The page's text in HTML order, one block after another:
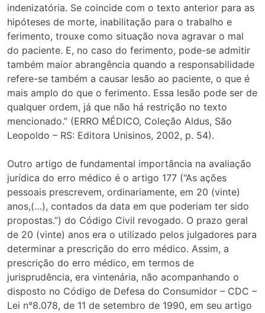
indenizatória. Se coincide com o texto anterior para as
hipóteses de morte, inabilitação para o trabalho e
ferimento, trouxe como situação nova agravar o mal
do paciente. E, no caso do ferimento, pode-se admitir
também maior abrangência quando a responsabilidade
refere-se também a causar lesão ao paciente, o que é
mais amplo do que o ferimento. Essa lesão pode ser de
qualquer ordem, já que não há restrição no texto
mencionado.” (ERRO MÉDICO, Coleção Aldus, São
Leopoldo – RS: Editora Unisinos, 2002, p. 54).
Outro artigo de fundamental importância na avaliação
jurídica do erro médico é o artigo 177 (“As ações
pessoais prescrevem, ordinariamente, em 20 (vinte)
anos,(…), contados da data em que poderiam ter sido
propostas.”) do Código Civil revogado. O prazo geral
de 20 (vinte) anos era o utilizado pelos julgadores para
determinar a prescrição do erro médico. Assim, a
prescrição do erro médico, em termos de
jurisprudência, era vintenária, não acompanhando o
disposto no Código de Defesa do Consumidor – CDC –
Lei n°8.078, de 11 de setembro de 1990, em seu artigo